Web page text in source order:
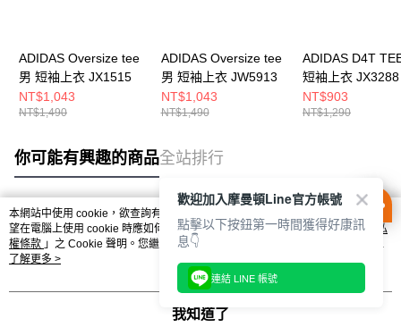
ADIDAS Oversize tee
男 短袖上衣 JX1515
NT$1,043
NT$1,490
ADIDAS Oversize tee
男 短袖上衣 JW5913
NT$1,043
NT$1,490
ADIDAS D4T
短袖上衣 JX3288
NT$903
NT$1,290
你可能有興趣的商品全站排行
熱門標籤
本網站中使用 cookie，欲查詢有關本網站使用 cookie 方式之詳情，及若您不希
望在電腦上使用 cookie 時應如何變更電腦的 cookie 設定，請參閱本網站「
隱私
權條款 」之 Cookie 聲明。您繼續使用本網站即表示您同意本公司得按本網站使
用條款之 Cookie 聲明使用 cookie。
了解更多 >
我知道了
歡迎加入摩曼頓Line官方帳號
點擊以下按鈕第一時間獲得好康訊
息👇
連結 LINE 帳號